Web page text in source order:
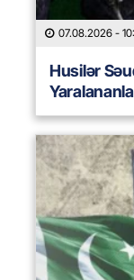
07.08.2026 -
Husilər